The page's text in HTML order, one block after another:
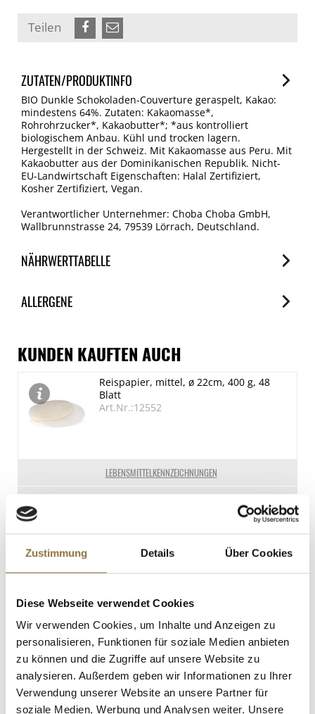
Zustimmung Details Über Cookies
Diese Webseite verwendet Cookies
Wir verwenden Cookies, um Inhalte und Anzeigen zu
personalisieren, Funktionen für soziale Medien anbieten
zu können und die Zugriffe auf unsere Website zu
analysieren. Außerdem geben wir Informationen zu Ihrer
Verwendung unserer Website an unsere Partner für
soziale Medien, Werbung und Analysen weiter. Unsere
Teilen
ZUTATEN/PRODUKTINFO
BIO Dunkle Schokoladen-Couverture geraspelt, Kakao:
mindestens 64%. Zutaten: Kakaomasse*,
Rohrohrzucker*, Kakaobutter*; *aus kontrolliert
biologischem Anbau. Kühl und trocken lagern.
Hergestellt in der Schweiz. Mit Kakaomasse aus Peru. Mit
Kakaobutter aus der Dominikanischen Republik. Nicht-
EU-Landwirtschaft Eigenschaften: Halal Zertifiziert,
Kosher Zertifiziert, Vegan.
Verantwortlicher Unternehmer: Choba Choba GmbH,
Wallbrunnstrasse 24, 79539 Lörrach, Deutschland.
NÄHRWERTTABELLE
je 100g
Fett
41 g
davon gesättigte Fettsäuren
26 g
Eiweiß
ALLERGENE
Spuren / Enthalten
Schalenfrüchte
Enthalten
Milch
Enthalten
KUNDEN KAUFTEN AUCH
LEBENSMITTELKENNZEICHNUNGEN
Reispapier, mittel, ø 22cm, 400 g, 48
Blatt
Art.Nr.:12552
€ 18,78
LEBENSMITTELKENNZEICHNUNGEN
Art.Nr.:64643
Derzeit nicht auf Lager